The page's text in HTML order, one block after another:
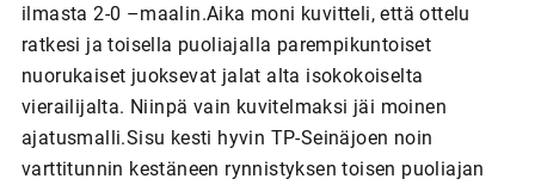
ilmasta 2-0 –maalin.Aika moni kuvitteli, että ottelu
ratkesi ja toisella puoliajalla parempikuntoiset
nuorukaiset juoksevat jalat alta isokokoiselta
vierailijalta. Niinpä vain kuvitelmaksi jäi moinen
ajatusmalli.Sisu kesti hyvin TP-Seinäjoen noin
varttitunnin kestäneen rynnistyksen toisen puoliajan